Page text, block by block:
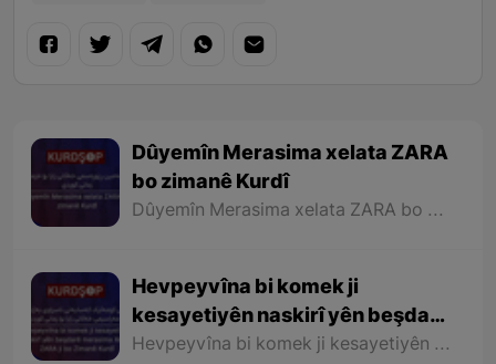
Dûyemîn Merasima xelata ZARA
bo zimanê Kurdî
Dûyemîn Merasima xelata ZARA bo zimanê Kurdî
Hevpeyvîna bi komek ji
kesayetiyên naskirî yên beşdarê
merasima Xelata ZARA ji bo
Hevpeyvîna bi komek ji kesayetiyên naskirî yên beşdarê merasima Xelata ZARA ji bo Zimanê Kurdî